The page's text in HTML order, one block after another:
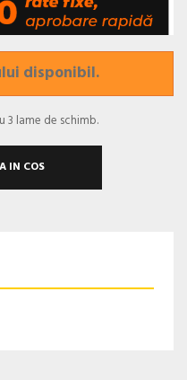
disponibil.
3 lame de schimb.
IN COS